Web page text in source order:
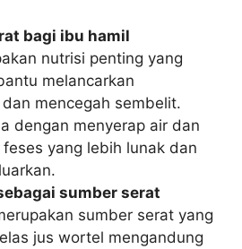
bagi ibu hamil
nutrisi penting yang
melancarkan
mencegah sembelit.
dengan menyerap air dan
yang lebih lunak dan
sumber serat
sumber serat yang
jus wortel mengandung